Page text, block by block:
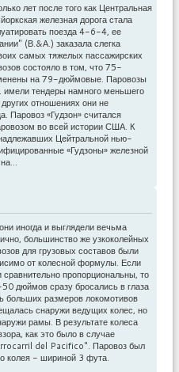
лет после того как Центральная
железная дорога стала
поезда 4-6-4, ее
(В.&А.) заказала слегка
самых тяжелых пассажирских
состояло в том, что 75-
на 79-дюймовые. Паровозы
имели тендеры намного меньшего
отношениях они не
Паровоз «Гудзон» считался
во всей истории США. К
Цейтральной нью-
«Гудзоны» железной
иногда и выглядели вечьма
большинство же узкоколейных
для грузовых составов были
от колесной формулы. Если
пропорциональны, то
дюймов сразу бросались в глаза
больших размеров локомотивов
снаружи ведущих колес, но
рамы. В результате колеса
как это было в случае
del Pacifico". Паровоз был
колея - шириной 3 фута.